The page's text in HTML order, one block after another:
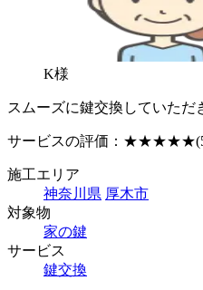
K様
スムーズに鍵交換していただ
サービスの評価： ★★★★★
施工エリア
神奈川県 厚木市
対象物
家の鍵
サービス
鍵交換